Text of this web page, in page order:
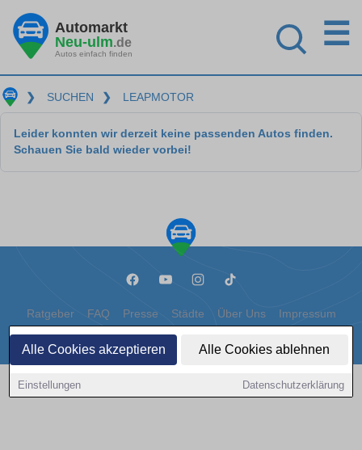
Alle Cookies akzeptieren Alle Cookies ablehnen
Einstellungen Datenschutzerklärung
Automarkt
Neu-ulm.de
Autos einfach finden
☰
❯ SUCHEN ❯ LEAPMOTOR
Leider konnten wir derzeit keine passenden Autos finden.
Schauen Sie bald wieder vorbei!
Ratgeber FAQ Presse Städte Über Uns Impressum
Datenschutz Cookies
Copyright © 2000 - 2026 | 1A Infosysteme GmbH | Content by: 1a-sites-autos